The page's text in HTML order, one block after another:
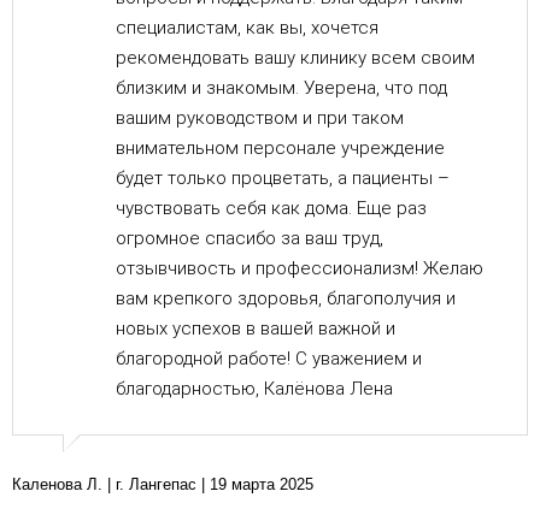
специалистам, как вы, хочется
рекомендовать вашу клинику всем своим
близким и знакомым. Уверена, что под
вашим руководством и при таком
внимательном персонале учреждение
будет только процветать, а пациенты –
чувствовать себя как дома. Еще раз
огромное спасибо за ваш труд,
отзывчивость и профессионализм! Желаю
вам крепкого здоровья, благополучия и
новых успехов в вашей важной и
благородной работе! С уважением и
благодарностью, Калёнова Лена
Каленова Л. | г. Лангепас | 19 марта 2025